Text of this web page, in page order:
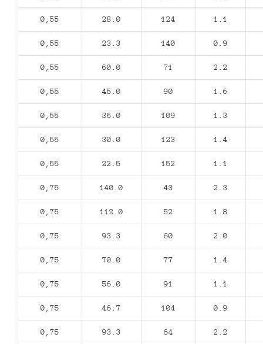
0,55 28.0 124 1.1
0,55 23.3 140 0.9
0,55 60.0 71 2.2
0,55 45.0 90 1.6
0,55 36.0 109 1.3
0,55 30.0 123 1.4
0,55 22.5 152 1.1
0,75 140.0 43 2.3
0,75 112.0 52 1.8
0,75 93.3 60 2.0
0,75 70.0 77 1.4
0,75 56.0 91 1.1
0,75 46.7 104 0.9
0,75 93.3 64 2.2